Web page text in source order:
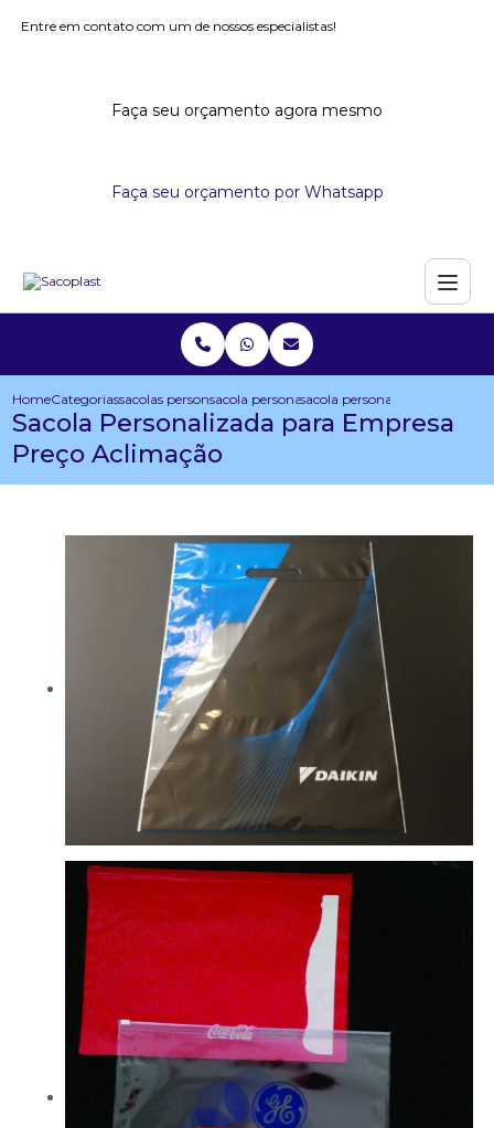
Entre em contato com um de nossos especialistas!
Faça seu orçamento agora mesmo
Faça seu orçamento por Whatsapp
HomeCategoriassacolas personalizadassacola personalizada com logo
sacola personalizada para
Sacola Personalizada para Empresa
Preço Aclimação